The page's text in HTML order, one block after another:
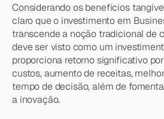
Considerando os benefícios
claro que o investimento em
transcende a noção tradicional de
deve ser visto como um
proporciona retorno significativo
custos, aumento de receitas,
tempo de decisão, além de
a inovação.